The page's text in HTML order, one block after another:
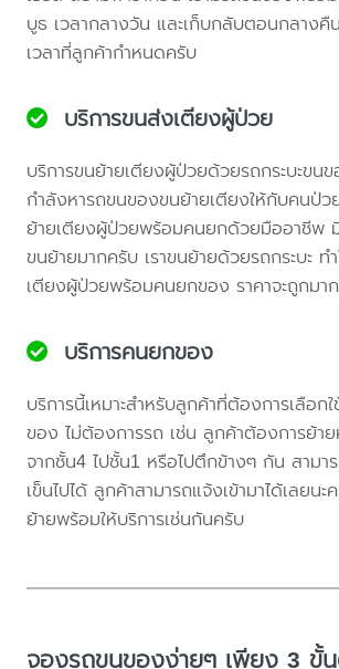
บูธ เวลากลางวัน และเก็บกลับตอนกลาง
เวลาที่ลูกค้ากำหนดครับ
บริการขนส่งเตียงผู้ป่วย
บริการขนย้ายเตียงผู้ป่วยด้วยรถกระบะขน
กำลังหารถขนของขนย้ายเตียงให้กับคนป่ว
ย้ายเตียงผู้ป่วยพร้อมคนยกด้วยมืออาชีพ
ขนย้ายมากครับ เราขนย้ายด้วยรถกระบะ ท
เตียงผู้ป่วยพร้อมคนยกของ ราคาจะถูกมา
บริการคนยกของ
บริการนี้เหมาะสำหรับลูกค้าที่ต้องการเลือก
ของ ไม่ต้องการรถ เช่น ลูกค้าต้องการย้
จากชั้น4 ไปชั้น1 หรือไปตึกข้างๆ กัน สามา
เข็นไปได้ ลูกค้าสามารถแจ้งเข้ามาได้เลยนะ
ย้ายพร้อมให้บริการเช่นกันครับ
จองรถขนของง่ายๆ เพียง 3 ขั้